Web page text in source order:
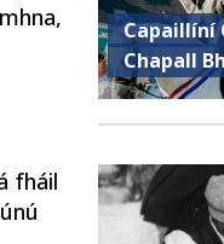
fháil
Capaillíní
Chapall